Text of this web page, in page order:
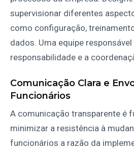
supervisionar diferentes
como configuração,
dados. Uma equipe
responsabilidade e a
Comunicação Clara e
Funcionários
A comunicação transparente é
minimizar a resistência à
funcionários a razão da